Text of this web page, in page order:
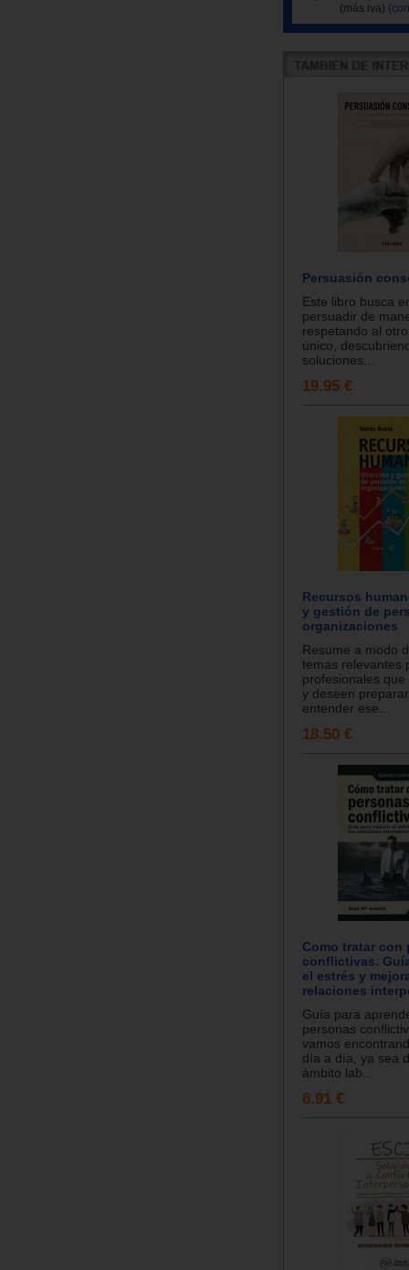
(más iva)
Persuasión
Este libro busca
persuadir de
respetando al
único,
soluciones...
19.95 €
Recursos
y gestión de
organizaciones
Resume a modo
temas relevantes
profesionales
y deseen
entender ese...
18.50 €
Como tratar con
conflictivas.
el estrés y
relaciones
Guía para
personas
vamos
día a día, ya sea
ámbito lab...
6.91 €